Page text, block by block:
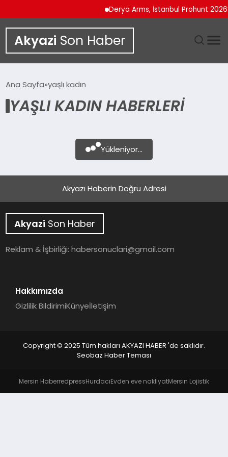
Derya Arms, İstanbul Prohunt
Akyazi Son Haber
SIYASET
YAŞAM
Ana Sayfa yaşlı kadın
YAŞLI KADIN HABERLERI
Yükleniyor...
Akyazı Haberin Doğru Adresi
Akyazi Son Haber
Reklam & İşbirliği:habersonuclari@gmail.com
Hakkımızda
Gizlilik BildirimiKünyeİletişim
Copyright © 2025 Tüm hakları AKYAZI HABER 'de saklıdır.
Seobaz Haber Teması
Mersin HaberredpressHurdacıEvden eve nakliyatMersin Lojistik